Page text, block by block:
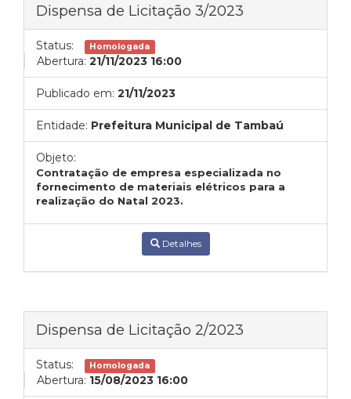
Dispensa de Licitação 3/2023
Status: Homologada
Abertura: 21/11/2023 16:00
Publicado em: 21/11/2023
Entidade: Prefeitura Municipal de Tambaú
Objeto:
Contratação de empresa especializada no
fornecimento de materiais elétricos para a
realização do Natal 2023.
Detalhes
Dispensa de Licitação 2/2023
Status: Homologada
Abertura: 15/08/2023 16:00